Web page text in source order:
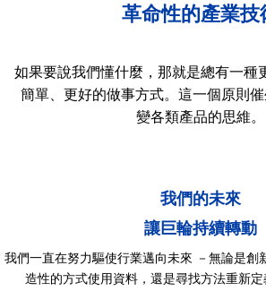
革命性的產業技
如果要說我們懂什麼，那就是總有一種
簡單、更好的做事方式。這一個原則
變各類產品的思維。
我們的未來
讓巨輪持續轉動
我們一直在努力驅使行業邁向未來 －無論是創
造性的方式使用資料，還是尋找方法重新定